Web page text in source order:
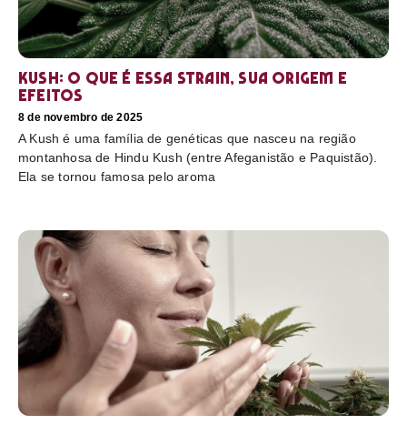
Kush: o que é essa strain, sua origem e
efeitos
8 de novembro de 2025
A Kush é uma família de genéticas que nasceu na região
montanhosa de Hindu Kush (entre Afeganistão e Paquistão).
Ela se tornou famosa pelo aroma